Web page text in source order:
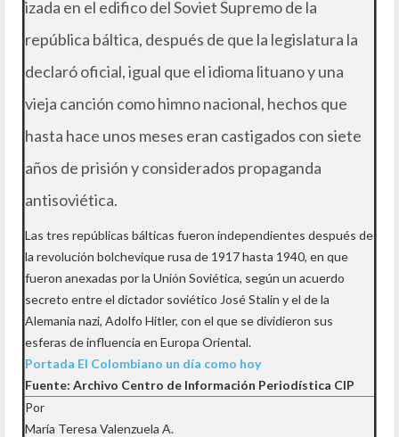
izada en el edifico del Soviet Supremo de la
república báltica, después de que la legislatura la
declaró oficial, igual que el idioma lituano y una
vieja canción como himno nacional, hechos que
hasta hace unos meses eran castigados con siete
años de prisión y considerados propaganda
antisoviética.
Las tres repúblicas bálticas fueron independientes después de
la revolución bolchevique rusa de 1917 hasta 1940, en que
fueron anexadas por la Unión Soviética, según un acuerdo
secreto entre el dictador soviético José Stalin y el de la
Alemania nazi, Adolfo Hitler, con el que se dividieron sus
esferas de influencia en Europa Oriental.
Portada El Colombiano un día como hoy
Fuente: Archivo Centro de Información Periodística CIP
Por
María Teresa Valenzuela A.